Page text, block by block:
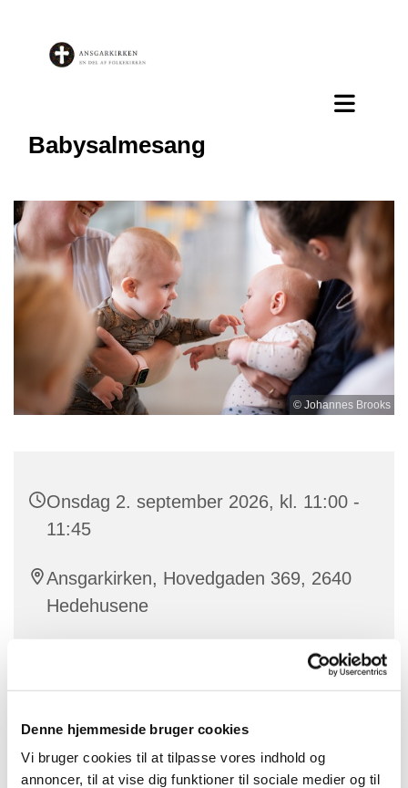
Denne hjemmeside bruger cookies
Vi bruger cookies til at tilpasse vores indhold og
annoncer, til at vise dig funktioner til sociale medier og til
Babysalmesang
© Johannes Brooks
Onsdag 2. september 2026, kl. 11:00 -
11:45
Ansgarkirken, Hovedgaden 369, 2640
Hedehusene
Vores dygtige korleder Sandra laver babysalmesang
for babyer mellem ca. 3 og 12 måneder.